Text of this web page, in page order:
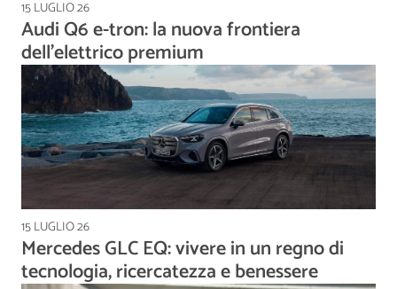
15 LUGLIO 26
Audi Q6 e-tron: la nuova frontiera
dell’elettrico premium
15 LUGLIO 26
Mercedes GLC EQ: vivere in un regno di
tecnologia, ricercatezza e benessere